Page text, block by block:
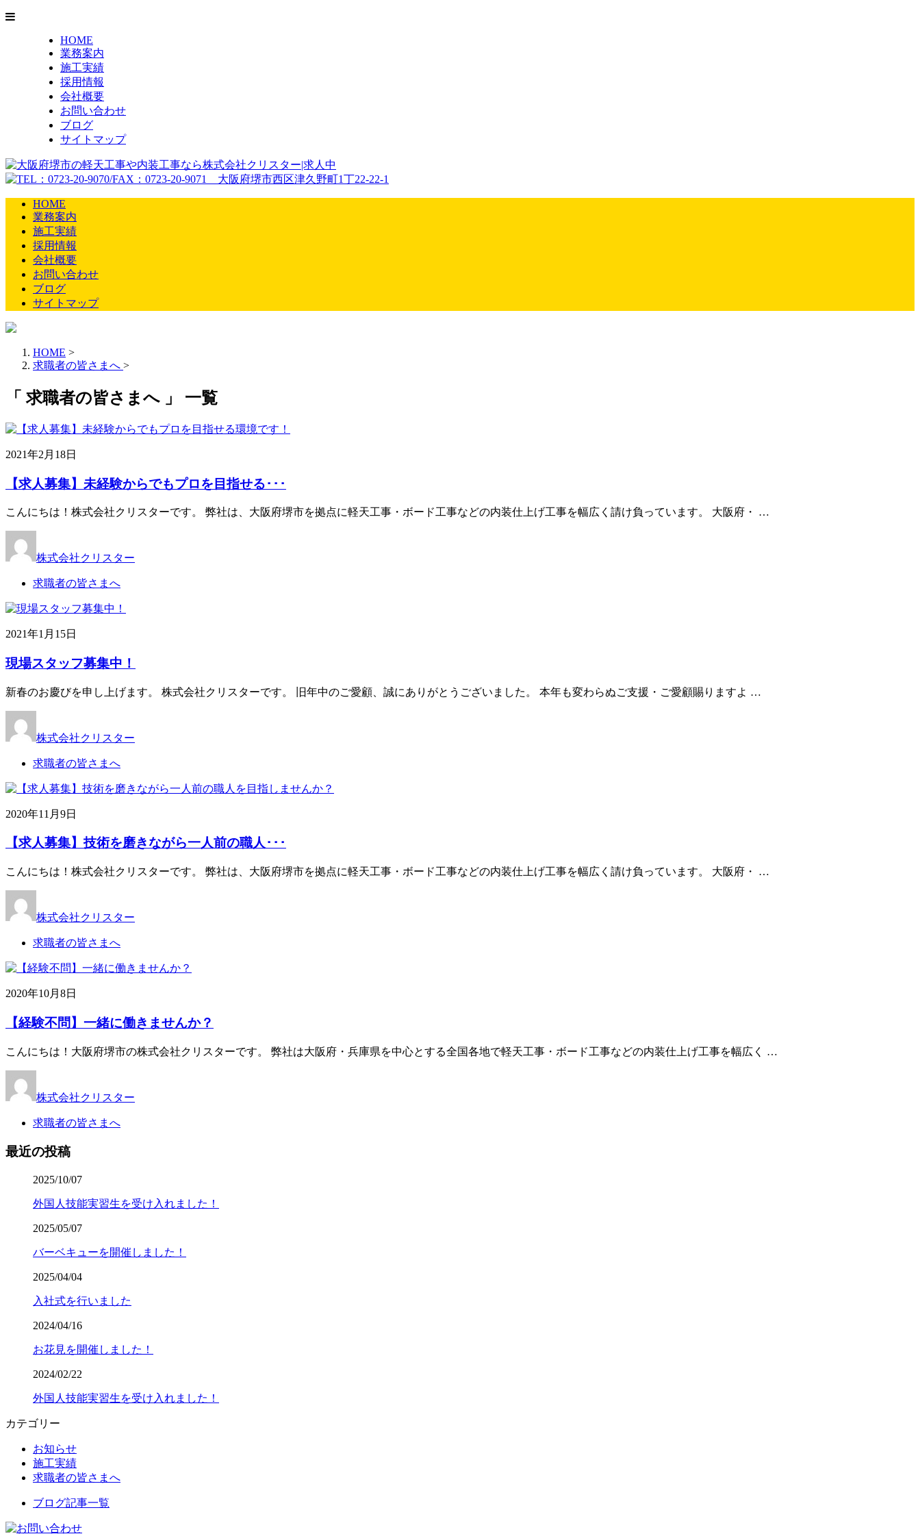
HOME
業務案内
施工実績
採用情報
会社概要
お問い合わせ
ブログ
サイトマップ
HOME
業務案内
施工実績
採用情報
会社概要
お問い合わせ
ブログ
サイトマップ
HOME >
求職者の皆さまへ >
「 求職者の皆さまへ 」 一覧
2021年2月18日
【求人募集】未経験からでもプロを目指せる･･･
こんにちは！株式会社クリスターです。 弊社は、大阪府堺市を拠点に軽天工事・ボード工事などの内装仕上げ工事を幅広く請け負っています。 大阪府・ …
株式会社クリスター
求職者の皆さまへ
2021年1月15日
現場スタッフ募集中！
新春のお慶びを申し上げます。 株式会社クリスターです。 旧年中のご愛顧、誠にありがとうございました。 本年も変わらぬご支援・ご愛顧賜りますよ …
株式会社クリスター
求職者の皆さまへ
2020年11月9日
【求人募集】技術を磨きながら一人前の職人･･･
こんにちは！株式会社クリスターです。 弊社は、大阪府堺市を拠点に軽天工事・ボード工事などの内装仕上げ工事を幅広く請け負っています。 大阪府・ …
株式会社クリスター
求職者の皆さまへ
2020年10月8日
【経験不問】一緒に働きませんか？
こんにちは！大阪府堺市の株式会社クリスターです。 弊社は大阪府・兵庫県を中心とする全国各地で軽天工事・ボード工事などの内装仕上げ工事を幅広く …
株式会社クリスター
求職者の皆さまへ
最近の投稿
2025/10/07
外国人技能実習生を受け入れました！
2025/05/07
バーベキューを開催しました！
2025/04/04
入社式を行いました
2024/04/16
お花見を開催しました！
2024/02/22
外国人技能実習生を受け入れました！
カテゴリー
お知らせ
施工実績
求職者の皆さまへ
ブログ記事一覧